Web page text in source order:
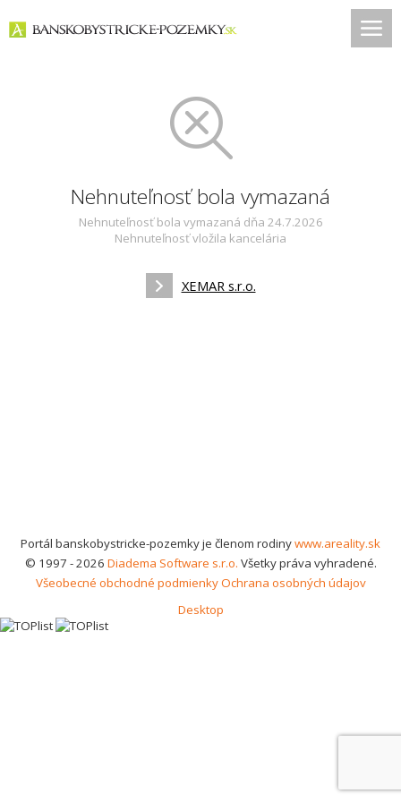
Nehnuteľnosť bola vymazaná
Nehnuteľnosť bola vymazaná dňa 24.7.2026
Nehnuteľnosť vložila kancelária
XEMAR s.r.o.
Portál banskobystricke-pozemky je členom rodinywww.areality.sk
© 1997 - 2026 Diadema Software s.r.o. Všetky práva vyhradené.
Všeobecné obchodné podmienkyOchrana osobných údajov
Desktop